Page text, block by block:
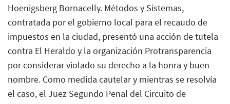
Hoenigsberg Bornacelly. Métodos y Sistemas,
contratada por el gobierno local para el recaudo de
impuestos en la ciudad, presentó una acción de tutela
contra El Heraldo y la organización Protransparencia
por considerar violado su derecho a la honra y buen
nombre. Como medida cautelar y mientras se resolvía
el caso, el Juez Segundo Penal del Circuito de